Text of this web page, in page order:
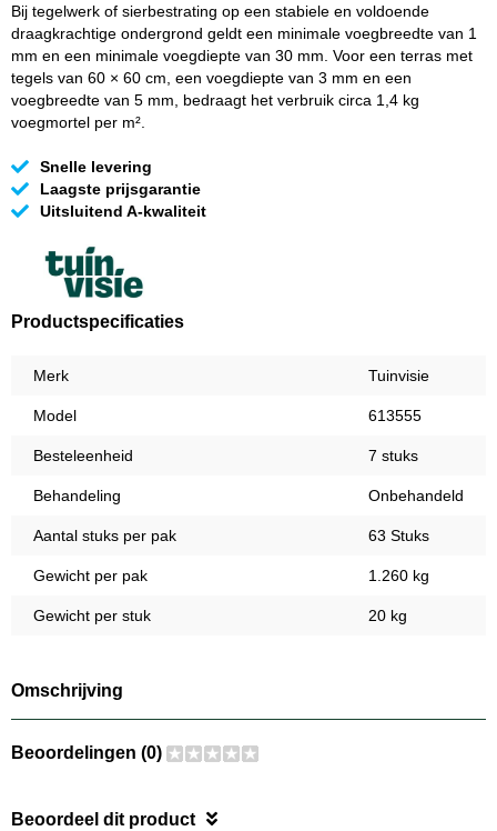
Bij tegelwerk of sierbestrating op een stabiele en voldoende
draagkrachtige ondergrond geldt een minimale voegbreedte van 1
mm en een minimale voegdiepte van 30 mm. Voor een terras met
tegels van 60 × 60 cm, een voegdiepte van 3 mm en een
voegbreedte van 5 mm, bedraagt het verbruik circa 1,4 kg
voegmortel per m².
Snelle levering
Laagste prijsgarantie
Uitsluitend A-kwaliteit
Productspecificaties
Merk Tuinvisie
Model 613555
Besteleenheid 7 stuks
Behandeling Onbehandeld
Aantal stuks per pak 63 Stuks
Gewicht per pak 1.260 kg
Gewicht per stuk 20 kg
Omschrijving
Beoordelingen (0)
Beoordeel dit product